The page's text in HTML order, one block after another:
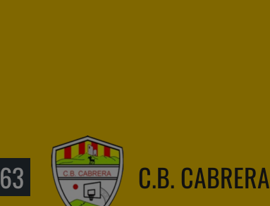
63 C.B. CABRERA